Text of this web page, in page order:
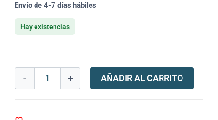
Envío de 4-7 días hábiles
Hay existencias
- + AÑADIR AL CARRITO